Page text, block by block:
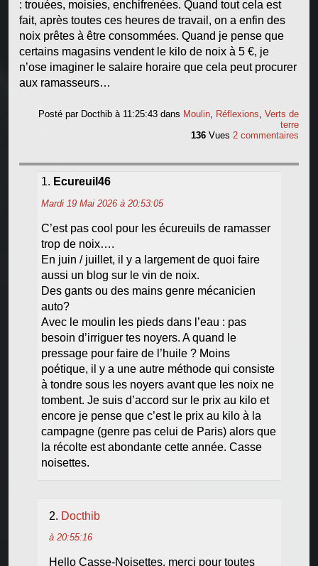
: trouées, moisies, enchifrenées. Quand tout cela est
fait, après toutes ces heures de travail, on a enfin des
noix prêtes à être consommées. Quand je pense que
certains magasins vendent le kilo de noix à 5 €, je
n’ose imaginer le salaire horaire que cela peut procurer
aux ramasseurs…
Posté par Docthib à 11:25:43dans Moulin, Réflexions,Verts de
terre
136 Vues2 commentaires
Ecureuil46
Mardi 19 Mai 2026 à 20:53:05
C’est pas cool pour les écureuils de ramasser
trop de noix….
En juin / juillet, il y a largement de quoi faire
aussi un blog sur le vin de noix.
Des gants ou des mains genre mécanicien
auto?
Avec le moulin les pieds dans l’eau : pas
besoin d’irriguer tes noyers. A quand le
pressage pour faire de l’huile ? Moins
poétique, il y a une autre méthode qui consiste
à tondre sous les noyers avant que les noix ne
tombent. Je suis d’accord sur le prix au kilo et
encore je pense que c’est le prix au kilo à la
campagne (genre pas celui de Paris) alors que
la récolte est abondante cette année. Casse
noisettes.
Docthib
à 20:55:16
Hello Casse-Noisettes, merci pour toutes